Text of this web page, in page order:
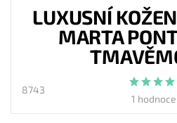
LUXUSNÍ
MARTA
8743
1